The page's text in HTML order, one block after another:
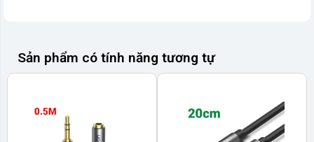
Sản phẩm có tính năng tương tự